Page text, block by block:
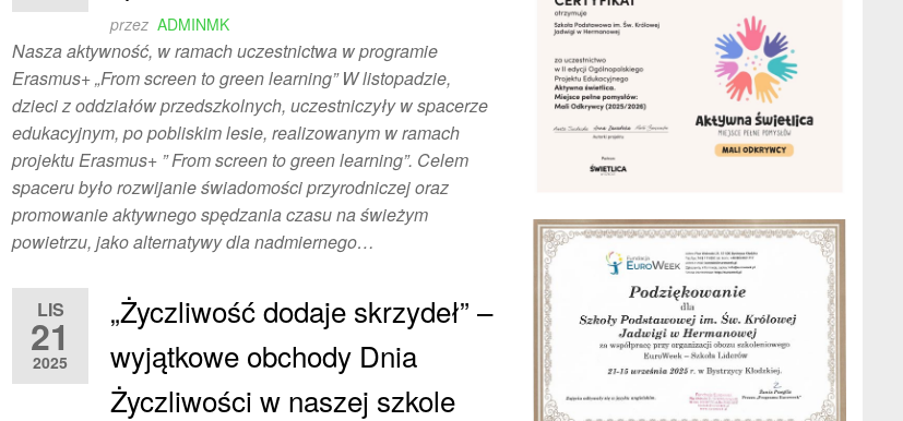
przez ADMINMK
Nasza aktywność, w ramach uczestnictwa w programie
Erasmus+ „From screen to green learning” W listopadzie,
dzieci z oddziałów przedszkolnych, uczestniczyły w spacerze
edukacyjnym, po pobliskim lesie, realizowanym w ramach
projektu Erasmus+ ” From screen to green learning”. Celem
spaceru było rozwijanie świadomości przyrodniczej oraz
promowanie aktywnego spędzania czasu na świeżym
powietrzu, jako alternatywy dla nadmiernego…
LIS
21
2025
„Życzliwość dodaje skrzydeł” –
wyjątkowe obchody Dnia
Życzliwości w naszej szkole